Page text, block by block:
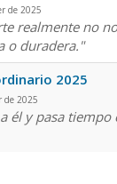
de 2025
realmente no
o duradera."
2025
de 2025
él y pasa tiempo